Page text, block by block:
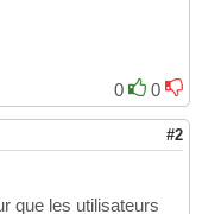
0
0
#2
que les utilisateurs